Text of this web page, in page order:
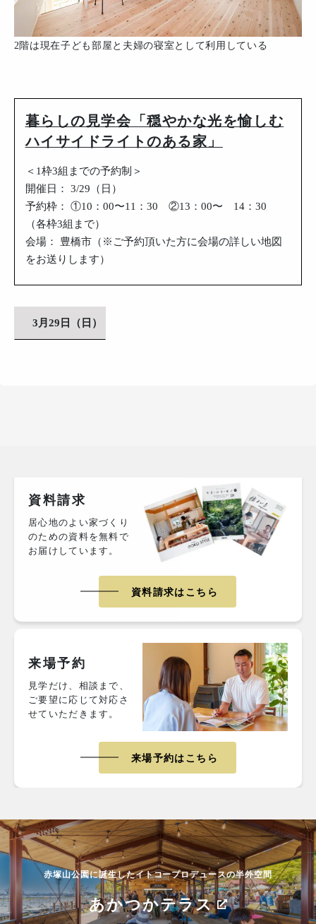
2階は現在子ども部屋と夫婦の寝室として利用している
暮らしの見学会「穏やかな光を愉しむ
ハイサイドライトのある家」
＜1枠3組までの予約制＞
開催日： 3/29（日）
予約枠： ①10：00〜11：30 ②13：00〜 14：30
（各枠3組まで）
会場： 豊橋市（※ご予約頂いた方に会場の詳しい地図
をお送りします）
3月29日（日）
資料請求
居心地のよい家づくり
のための資料を無料で
お届けしています。
資料請求はこちら
来場予約
見学だけ、相談まで、
ご要望に応じて対応さ
せていただきます。
来場予約はこちら
赤塚山公園に誕生したイトコープロデュースの半外空間
あかつかテラス